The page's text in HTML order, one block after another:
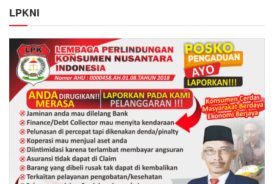
LPKNI